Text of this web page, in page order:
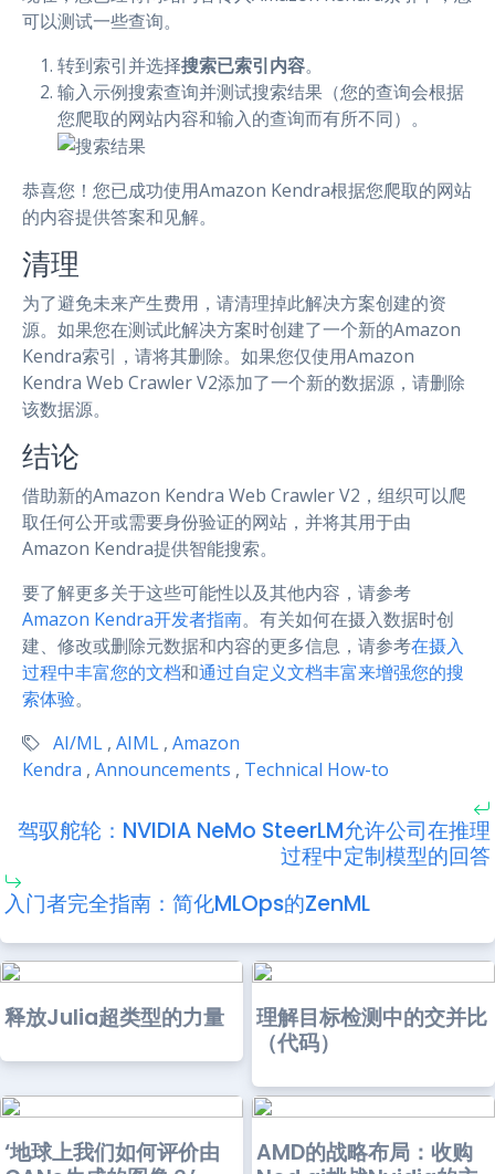
可以测试一些查询。
转到索引并选择搜索已索引内容。
输入示例搜索查询并测试搜索结果（您的查询会根据
您爬取的网站内容和输入的查询而有所不同）。
恭喜您！您已成功使用Amazon Kendra根据您爬取的网站
的内容提供答案和见解。
清理
为了避免未来产生费用，请清理掉此解决方案创建的资
源。如果您在测试此解决方案时创建了一个新的Amazon
Kendra索引，请将其删除。如果您仅使用Amazon
Kendra Web Crawler V2添加了一个新的数据源，请删除
该数据源。
结论
借助新的Amazon Kendra Web Crawler V2，组织可以爬
取任何公开或需要身份验证的网站，并将其用于由
Amazon Kendra提供智能搜索。
要了解更多关于这些可能性以及其他内容，请参考
Amazon Kendra开发者指南。有关如何在摄入数据时创
建、修改或删除元数据和内容的更多信息，请参考在摄入
过程中丰富您的文档和通过自定义文档丰富来增强您的搜
索体验。
AI/ML , AIML , Amazon
Kendra , Announcements , Technical How-to
驾驭舵轮：NVIDIA NeMo SteerLM允许公司在推理
过程中定制模型的回答
入门者完全指南：简化MLOps的ZenML
释放Julia超类型的力量
理解目标检测中的交并比
（代码）
‘地球上我们如何评价由
AMD的战略布局：收购